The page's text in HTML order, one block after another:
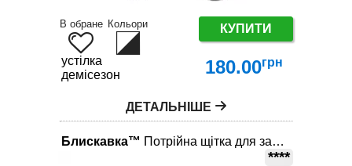
В обране Кольори КУПИТИ
устілка
демісезон
180.00грн
ДЕТАЛЬНІШЕ
Блискавка™ Потрійна щітка для замші нубуку
****